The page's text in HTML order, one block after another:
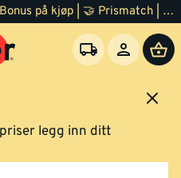
🚚 Fri frakt over 20 000 kr | 💰 Bonus på kjøp | 🤝 Prismatch | ⭐ 100% fornøyd garanti | 🏪 140 byggevarehus
legg inn ditt